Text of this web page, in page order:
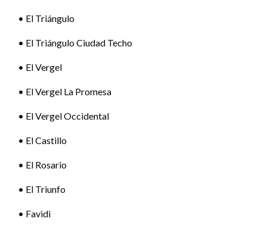
• El Triángulo
• El Triángulo Ciudad Techo
• El Vergel
• El Vergel La Promesa
• El Vergel Occidental
• El Castillo
• El Rosario
• El Triunfo
• Favidi